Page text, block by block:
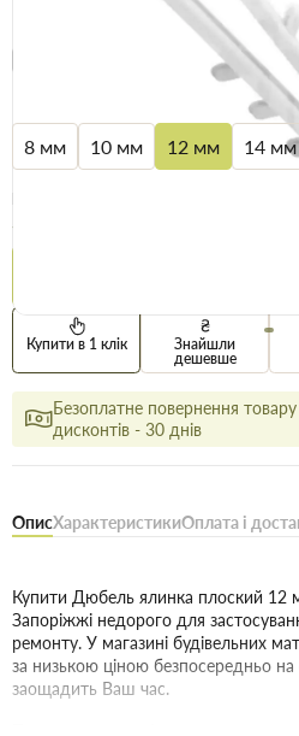
Безкоштовна доставка! Від 15000 грн
8 мм 10 мм 12 мм 14 мм
32.9 грн
Купити в 1 клік
Знайшли
дешевше
Безоплатне повернення
дисконтів - 30 днів
ОписХарактеристикиОплата і
Купити Дюбель ялинка плоский 12
Запоріжжі недорого для
ремонту. У магазині будівельних
за низькою ціною безпосередньо на
заощадить Ваш час.